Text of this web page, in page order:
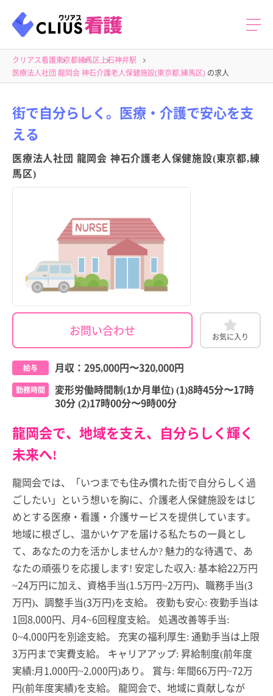
クリアス看護東京都練馬区 上石神井駅
医療法人社団 龍岡会 神石介護老人保健施設(東京都,練馬区) の求人
街で自分らしく。医療・介護で安心を支
える
医療法人社団 龍岡会 神石介護老人保健施設(東京都,練
馬区)
お問い合わせ お気に入り
給与 月収： 295,000円〜320,000円
勤務時間
変形労働時間制(1か月単位) (1)8時45分〜17時
30分 (2)17時00分〜9時00分
龍岡会で、地域を支え、自分らしく輝く
未来へ!
龍岡会では、「いつまでも住み慣れた街で自分らしく過
ごしたい」という想いを胸に、介護老人保健施設をはじ
めとする医療・看護・介護サービスを提供しています。
地域に根ざし、温かいケアを届ける私たちの一員とし
て、あなたの力を活かしませんか? 魅力的な待遇で、あ
なたの頑張りを応援します! 安定した収入: 基本給22万円
~24万円に加え、資格手当(1.5万円~2万円)、職務手当(3
万円)、調整手当(3万円)を支給。 夜勤も安心: 夜勤手当は
1回8,000円、月4~6回程度支給。 処遇改善等手当:
0~4,000円を別途支給。 充実の福利厚生: 通勤手当は上限
3万円まで実費支給。 キャリアアップ: 昇給制度(前年度
実績:月1,000円~2,000円)あり。 賞与: 年間66万円~72万
円(前年度実績)を支給。 龍岡会で、地域に貢献しなが